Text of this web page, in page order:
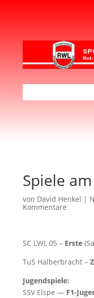
Spiele
von David Henkel |
Kommentare
SC LWL 05 – Erste
TuS Halberbracht –
Jugendspiele:
SSV Elspe — F1-